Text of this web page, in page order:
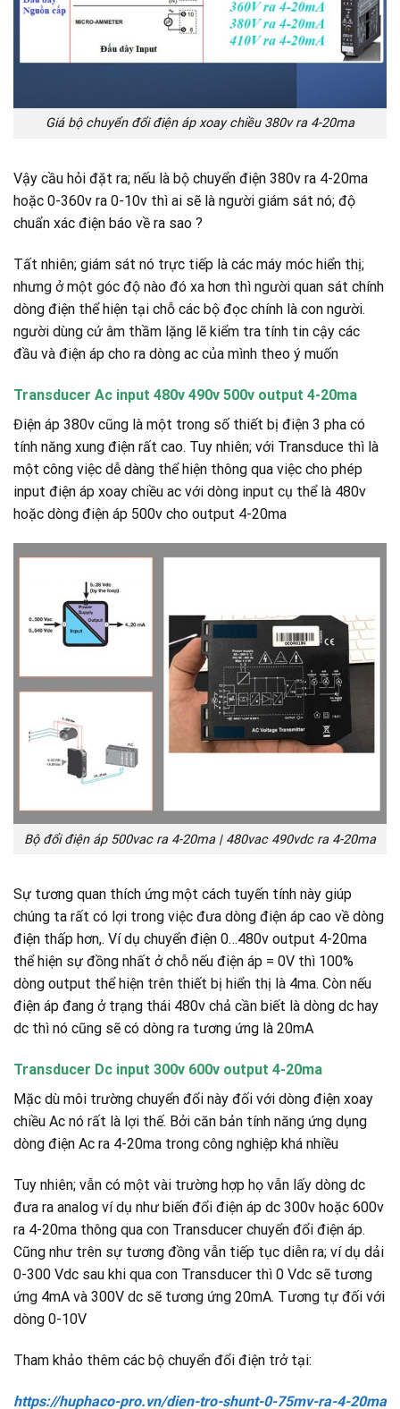
Giá bộ chuyển đổi điện áp xoay chiều 380v ra 4-20ma
Vậy cầu hỏi đặt ra; nếu là bộ chuyển điện 380v ra 4-20ma
hoặc 0-360v ra 0-10v thì ai sẽ là người giám sát nó; độ
chuẩn xác điện báo về ra sao ?
Tất nhiên; giám sát nó trực tiếp là các máy móc hiển thị;
nhưng ở một góc độ nào đó xa hơn thì người quan sát chính
dòng điện thể hiện tại chỗ các bộ đọc chính là con người.
người dùng cứ âm thầm lặng lẽ kiểm tra tính tin cậy các
đầu và điện áp cho ra dòng ac của mình theo ý muốn
Transducer Ac input 480v 490v 500v output 4-20ma
Điện áp 380v cũng là một trong số thiết bị điện 3 pha có
tính năng xung điện rất cao. Tuy nhiên; với Transduce thì là
một công việc dễ dàng thể hiện thông qua việc cho phép
input điện áp xoay chiều ac với dòng input cụ thể là 480v
hoặc dòng điện áp 500v cho output 4-20ma
Bộ đổi điện áp 500vac ra 4-20ma | 480vac 490vdc ra 4-20ma
Sự tương quan thích ứng một cách tuyến tính này giúp
chúng ta rất có lợi trong việc đưa dòng điện áp cao về dòng
điện thấp hơn,. Ví dụ chuyển điện 0…480v output 4-20ma
thể hiện sự đồng nhất ở chỗ nếu điện áp = 0V thì 100%
dòng output thể hiện trên thiết bị hiển thị là 4ma. Còn nếu
điện áp đang ở trạng thái 480v chả cần biết là dòng dc hay
dc thì nó cũng sẽ có dòng ra tương ứng là 20mA
Transducer Dc input 300v 600v output 4-20ma
Mặc dù môi trường chuyển đổi này đối với dòng điện xoay
chiều Ac nó rất là lợi thế. Bởi căn bản tính năng ứng dụng
dòng điện Ac ra 4-20ma trong công nghiệp khá nhiều
Tuy nhiên; vẫn có một vài trường hợp họ vẫn lấy dòng dc
đưa ra analog ví dụ như biến đổi điện áp dc 300v hoặc 600v
ra 4-20ma thông qua con Transducer chuyển đổi điện áp.
Cũng như trên sự tương đồng vẫn tiếp tục diễn ra; ví dụ dải
0-300 Vdc sau khi qua con Transducer thì 0 Vdc sẽ tương
ứng 4mA và 300V dc sẽ tương ứng 20mA. Tương tự đối với
dòng 0-10V
Tham khảo thêm các bộ chuyển đổi điện trở tại:
https://huphaco-pro.vn/dien-tro-shunt-0-75mv-ra-4-20ma